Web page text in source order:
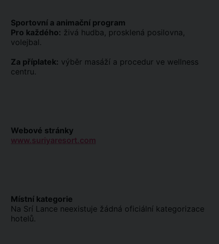
Sportovní a animační program
Pro každého: živá hudba, prosklená posilovna,
volejbal.
Za příplatek: výběr masáží a procedur ve wellness
centru.
Webové stránky
www.suriyaresort.com
Místní kategorie
Na Srí Lance neexistuje žádná oficiální kategorizace
hotelů.